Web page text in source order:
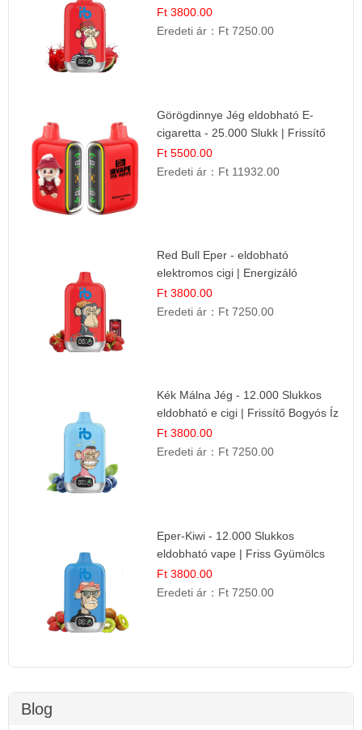
Ft 3800.00
Eredeti ár： Ft 7250.00
Görögdinnye Jég eldobható E-
cigaretta - 25.000 Slukk | Frissítő
Nyári Íz
Ft 5500.00
Eredeti ár： Ft 11932.00
Red Bull Eper - eldobható
elektromos cigi | Energizáló
Gyümölcs Íz
Ft 3800.00
Eredeti ár： Ft 7250.00
Kék Málna Jég - 12.000 Slukkos
eldobható e cigi | Frissítő Bogyós Íz
Ft 3800.00
Eredeti ár： Ft 7250.00
Eper-Kiwi - 12.000 Slukkos
eldobható vape | Friss Gyümölcs
Kombináció
Ft 3800.00
Eredeti ár： Ft 7250.00
Blog